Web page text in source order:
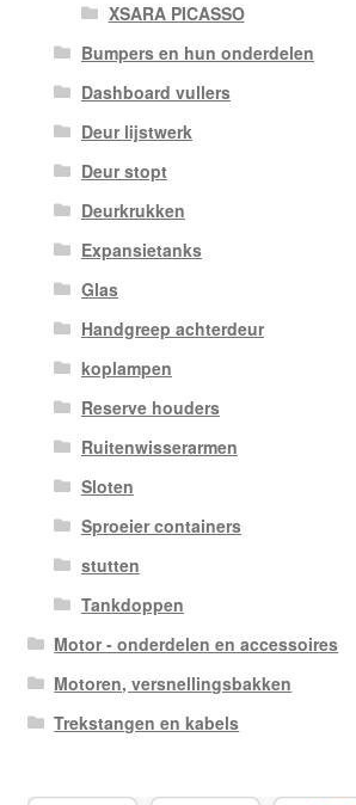
XSARA PICASSO
Bumpers en hun onderdelen
Dashboard vullers
Deur lijstwerk
Deur stopt
Deurkrukken
Expansietanks
Glas
Handgreep achterdeur
koplampen
Reserve houders
Ruitenwisserarmen
Sloten
Sproeier containers
stutten
Tankdoppen
Motor - onderdelen en accessoires
Motoren, versnellingsbakken
Trekstangen en kabels